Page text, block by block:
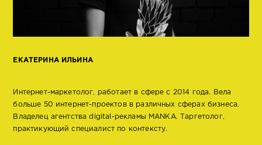
ЕКАТЕРИНА ИЛЬИНА
Интернет-маркетолог, работает в сфере с 2014 года. Вела
больше 50 интернет-проектов в различных сферах бизнеса.
Владелец агентства digital-рекламы MANKA. Таргетолог,
практикующий специалист по контексту.